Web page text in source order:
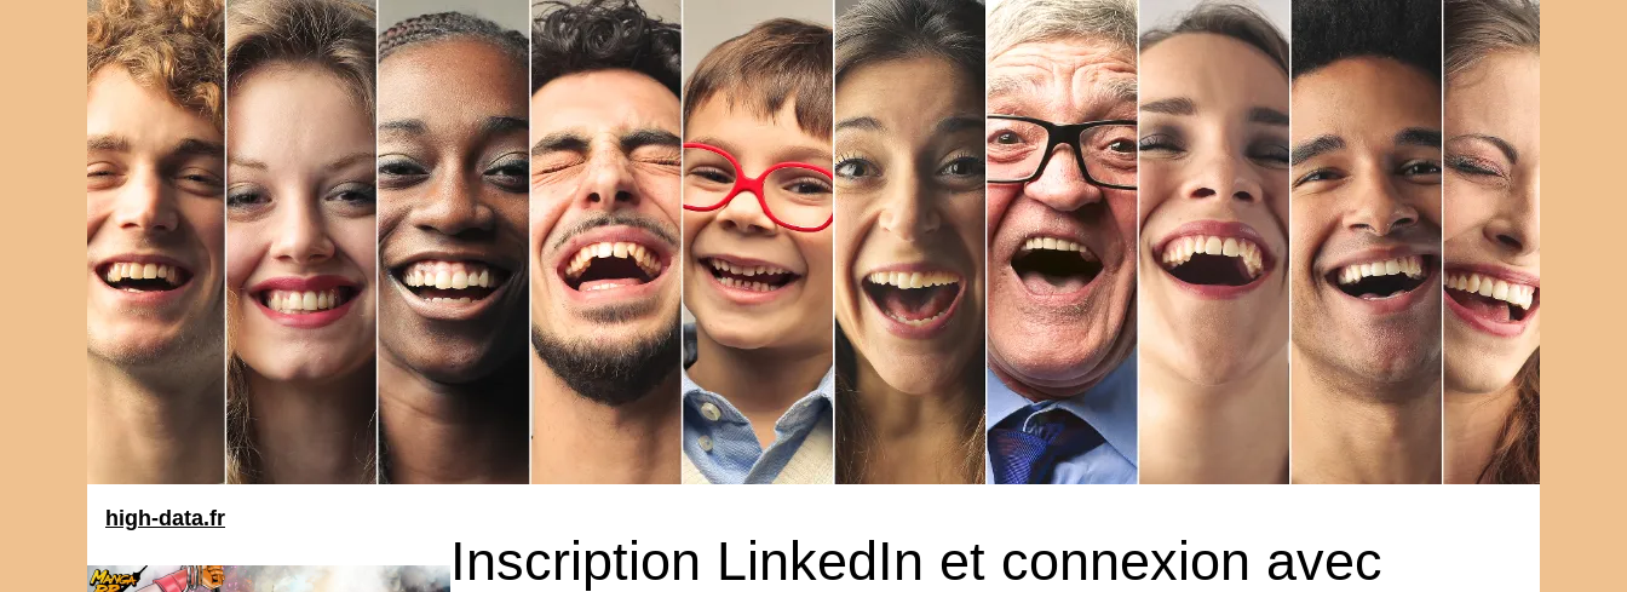
Inscription LinkedIn et connexion avec
high-data.fr